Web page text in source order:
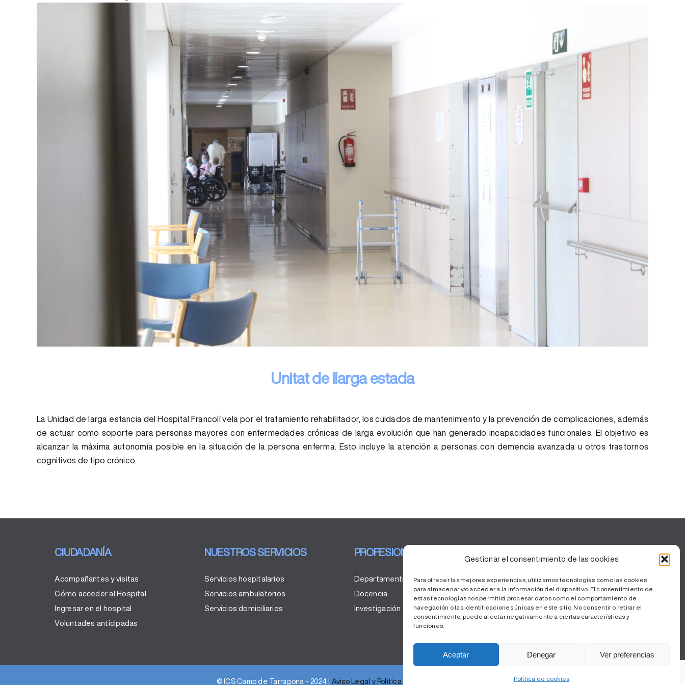
Gestionar el consentimiento de las cookies
Para ofrecer las mejores experiencias, utilizamos tecnologías como las cookies
para almacenar y/o acceder a la información del dispositivo. El consentimiento de
estas tecnologías nos permitirá procesar datos como el comportamiento de
navegación o las identificaciones únicas en este sitio. No consentir o retirar el
consentimiento, puede afectar negativamente a ciertas características y
funciones.
Aceptar Denegar Ver preferencias
Política de cookies
Unitat de llarga estada
La Unidad de larga estancia del Hospital Francolí vela por el tratamiento rehabilitador, los cuidados de mantenimiento y la prevención de complicaciones, además
de actuar como soporte para personas mayores con enfermedades crónicas de larga evolución que han generado incapacidades funcionales. El objetivo es
alcanzar la máxima autonomía posible en la situación de la persona enferma. Esto incluye la atención a personas con demencia avanzada u otros trastornos
cognitivos de tipo crónico.
CIUDADANÍA
Acompañantes y visitas
Cómo acceder al Hospital
Ingresar en el hospital
Voluntades anticipadas
NUESTROS SERVICIOS
Servicios hospitalarios
Servicios ambulatorios
Servicios domiciliarios
PROFESIONALES
Departamento de personas
Docencia
Investigación
Corporativo
Portal de la transparencia y buen
gobierno
Código Ético
© ICS Camp de Tarragona - 2024 | Aviso Legal y Política de Privacidad Política de Cookies| Diseño webPier Comunica S.L.